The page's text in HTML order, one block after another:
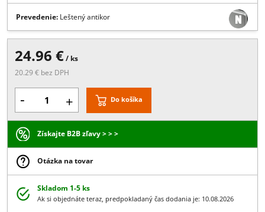
Popis:Materiál: AISI 304 antikor leštený, Spojovník koľajnice
so stenou., Rozmery: 40 x 31 x 15 mm
Prevedenie:Leštený antikor
24.96 €/ ks
20.29 € bez DPH
- +
Získajte B2B zľavy > > >